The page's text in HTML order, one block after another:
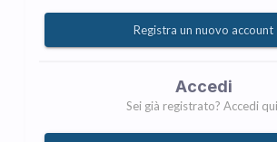
Registra un nuovo account
Accedi
Sei già registrato? Accedi